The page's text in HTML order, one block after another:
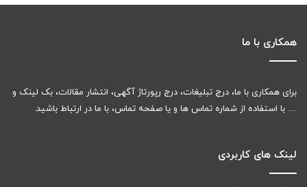
همکاری با ما
برای همکاری با ما، درج تبلیغات، درج رپورتاژ آگهی، انتشار مقالات، بک لینک و
… با استفاده از شماره تماس ها و یا صفحه تماس، با ما در ارتباط باشید.
لینک های کاربردی